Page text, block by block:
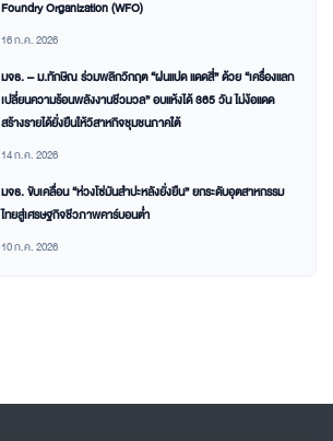
Foundry Organization (WFO)
16 ก.ค. 2026
มจธ. – ม.ทักษิณ ร่วมพลิกวิกฤต “ฝนแปด แดดสี่” ด้วย “เครื่องแลก
เปลี่ยนความร้อนพลังงานชีวมวล” อบแห้งได้ 365 วัน ไม่ง้อแดด
สร้างรายได้ยั่งยืนให้วิสาหกิจชุมชนภาคใต้
14 ก.ค. 2026
มจธ. ขับเคลื่อน “ห่วงโซ่มันสำปะหลังยั่งยืน” ยกระดับอุตสาหกรรม
ไทยสู่เศรษฐกิจชีวภาพคาร์บอนต่ำ
10 ก.ค. 2026